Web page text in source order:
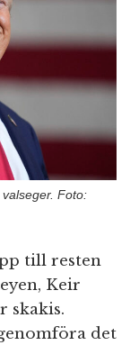
Foto:
till resten
Keir
skakis.
det